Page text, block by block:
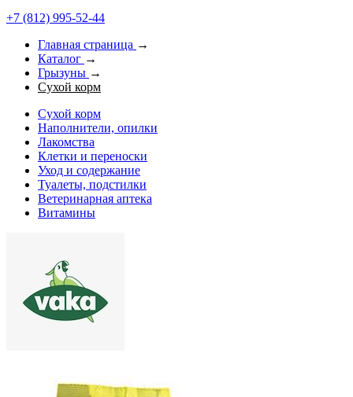
+7 (812) 995-52-44
Главная страница →
Каталог →
Грызуны →
Сухой корм
Сухой корм
Наполнители, опилки
Лакомства
Клетки и переноски
Уход и содержание
Туалеты, подстилки
Ветеринарная аптека
Витамины